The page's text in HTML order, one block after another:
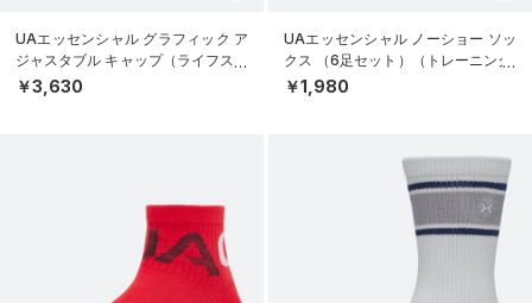
UAエッセンシャル グラフィック ア
ジャスタブル キャップ（ライフスタ
イル/UNISEX）
￥3,630
UAエッセンシャル ノーショー ソッ
クス （6足セット）（トレーニング/
KIDS）
￥1,980